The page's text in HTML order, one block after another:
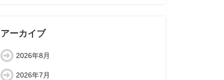
アーカイブ
2026年8月
2026年7月